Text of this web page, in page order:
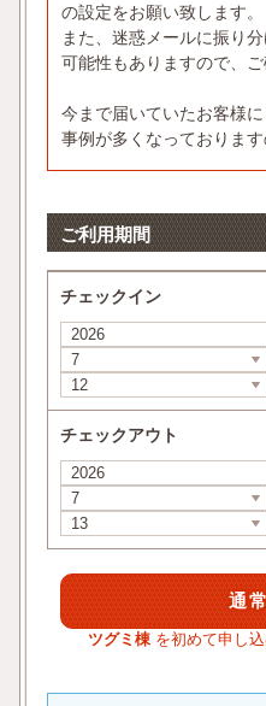
の設定をお願い致します。
また、迷惑メールに振り
可能性もありますので、ご
今まで届いていたお客様
事例が多くなっております
ご利用期間
チェックイン
チェックアウト
ツグミ棟 を初めて申し